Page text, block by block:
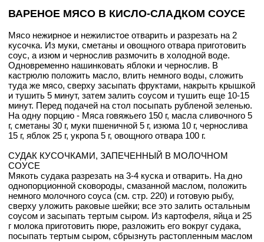
ВАРЕНОЕ МЯСО В КИСЛО-СЛАДКОМ СОУСЕ
Мясо нежирное и нежилистое отварить и разрезать на 2
кусочка. Из муки, сметаны и овощного отвара приготовить
соус, а изюм и чернослив размочить в холодной воде.
Одновременно нашинковать яблоки и чернослив. В
кастрюлю положить масло, влить немного воды, сложить
туда же мясо, сверху засыпать фруктами, накрыть крышкой
и тушить 5 минут, затем залить соусом и тушить еще 10-15
минут. Перед подачей на стол посыпать рубленой зеленью.
На одну порцию - Мяса говяжьего 150 г, масла сливочного 5
г, сметаны 30 г, муки пшеничной 5 г, изюма 10 г, чернослива
15 г, яблок 25 г, укропа 5 г, овощного отвара 100 г.
СУДАК КУСОЧКАМИ, ЗАПЕЧЕННЫЙ В МОЛОЧНОМ
СОУСЕ
Мякоть судака разрезать на 3-4 куска и отварить. На дно
однопорционной сковороды, смазанной маслом, положить
немного молочного соуса (см. стр. 220) и готовую рыбу,
сверху уложить раковые шейки; все это залить остальным
соусом и засыпать тертым сыром. Из картофеля, яйца и 25
г молока приготовить пюре, разложить его вокруг судака,
посыпать тертым сыром, сбрызнуть растопленным маслом